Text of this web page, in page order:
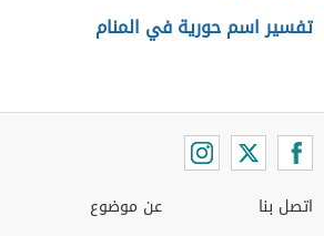
تفسير اسم حورية في المنام
اتصل بنا عن موضوع